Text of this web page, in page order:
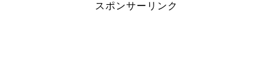
スポンサーリンク